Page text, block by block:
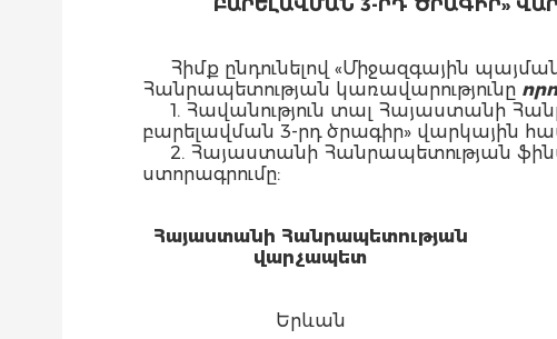
ԲԱՐԵԼԱՎՄԱՆ 3-ՐԴ ԾՐԱԳԻՐ»
Հիմք ընդունելով «Միջազգային
Հանրապետության կառավարությունը
1. Հավանություն տալ Հայաստանի
բարելավման 3-րդ ծրագիր» վարկային
2. Հայաստանի Հանրապետության
ստորագրումը:
Հայաստանի Հանրապետության
վարչապետ
Երևան